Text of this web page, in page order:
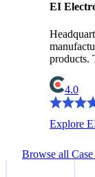
EI
products.
4.0
Explore
Browse all Case